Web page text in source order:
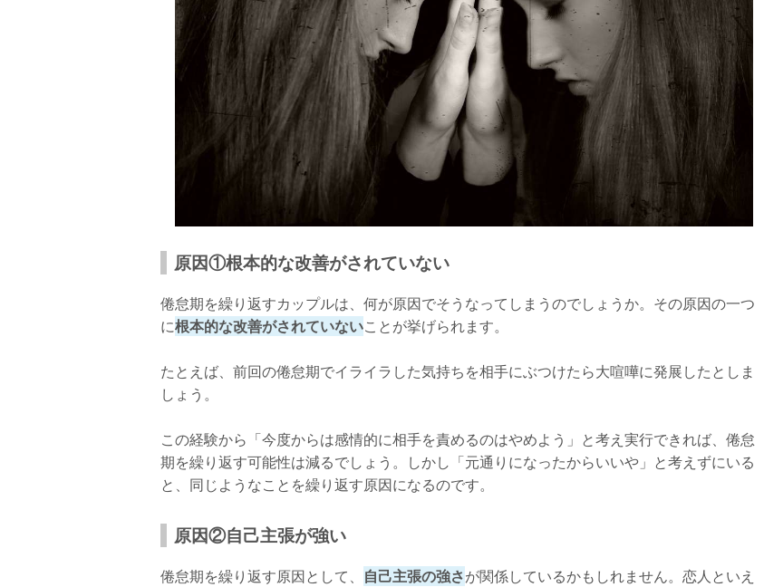
原因①根本的な改善がされていない
倦怠期を繰り返すカップルは、何が原因でそうなってしまうのでしょうか。その原因の一つ
に根本的な改善がされていないことが挙げられます。
たとえば、前回の倦怠期でイライラした気持ちを相手にぶつけたら大喧嘩に発展したとしま
しょう。
この経験から「今度からは感情的に相手を責めるのはやめよう」と考え実行できれば、倦怠
期を繰り返す可能性は減るでしょう。しかし「元通りになったからいいや」と考えずにいる
と、同じようなことを繰り返す原因になるのです。
原因②自己主張が強い
倦怠期を繰り返す原因として、 自己主張の強さが関係しているかもしれません。恋人といえ